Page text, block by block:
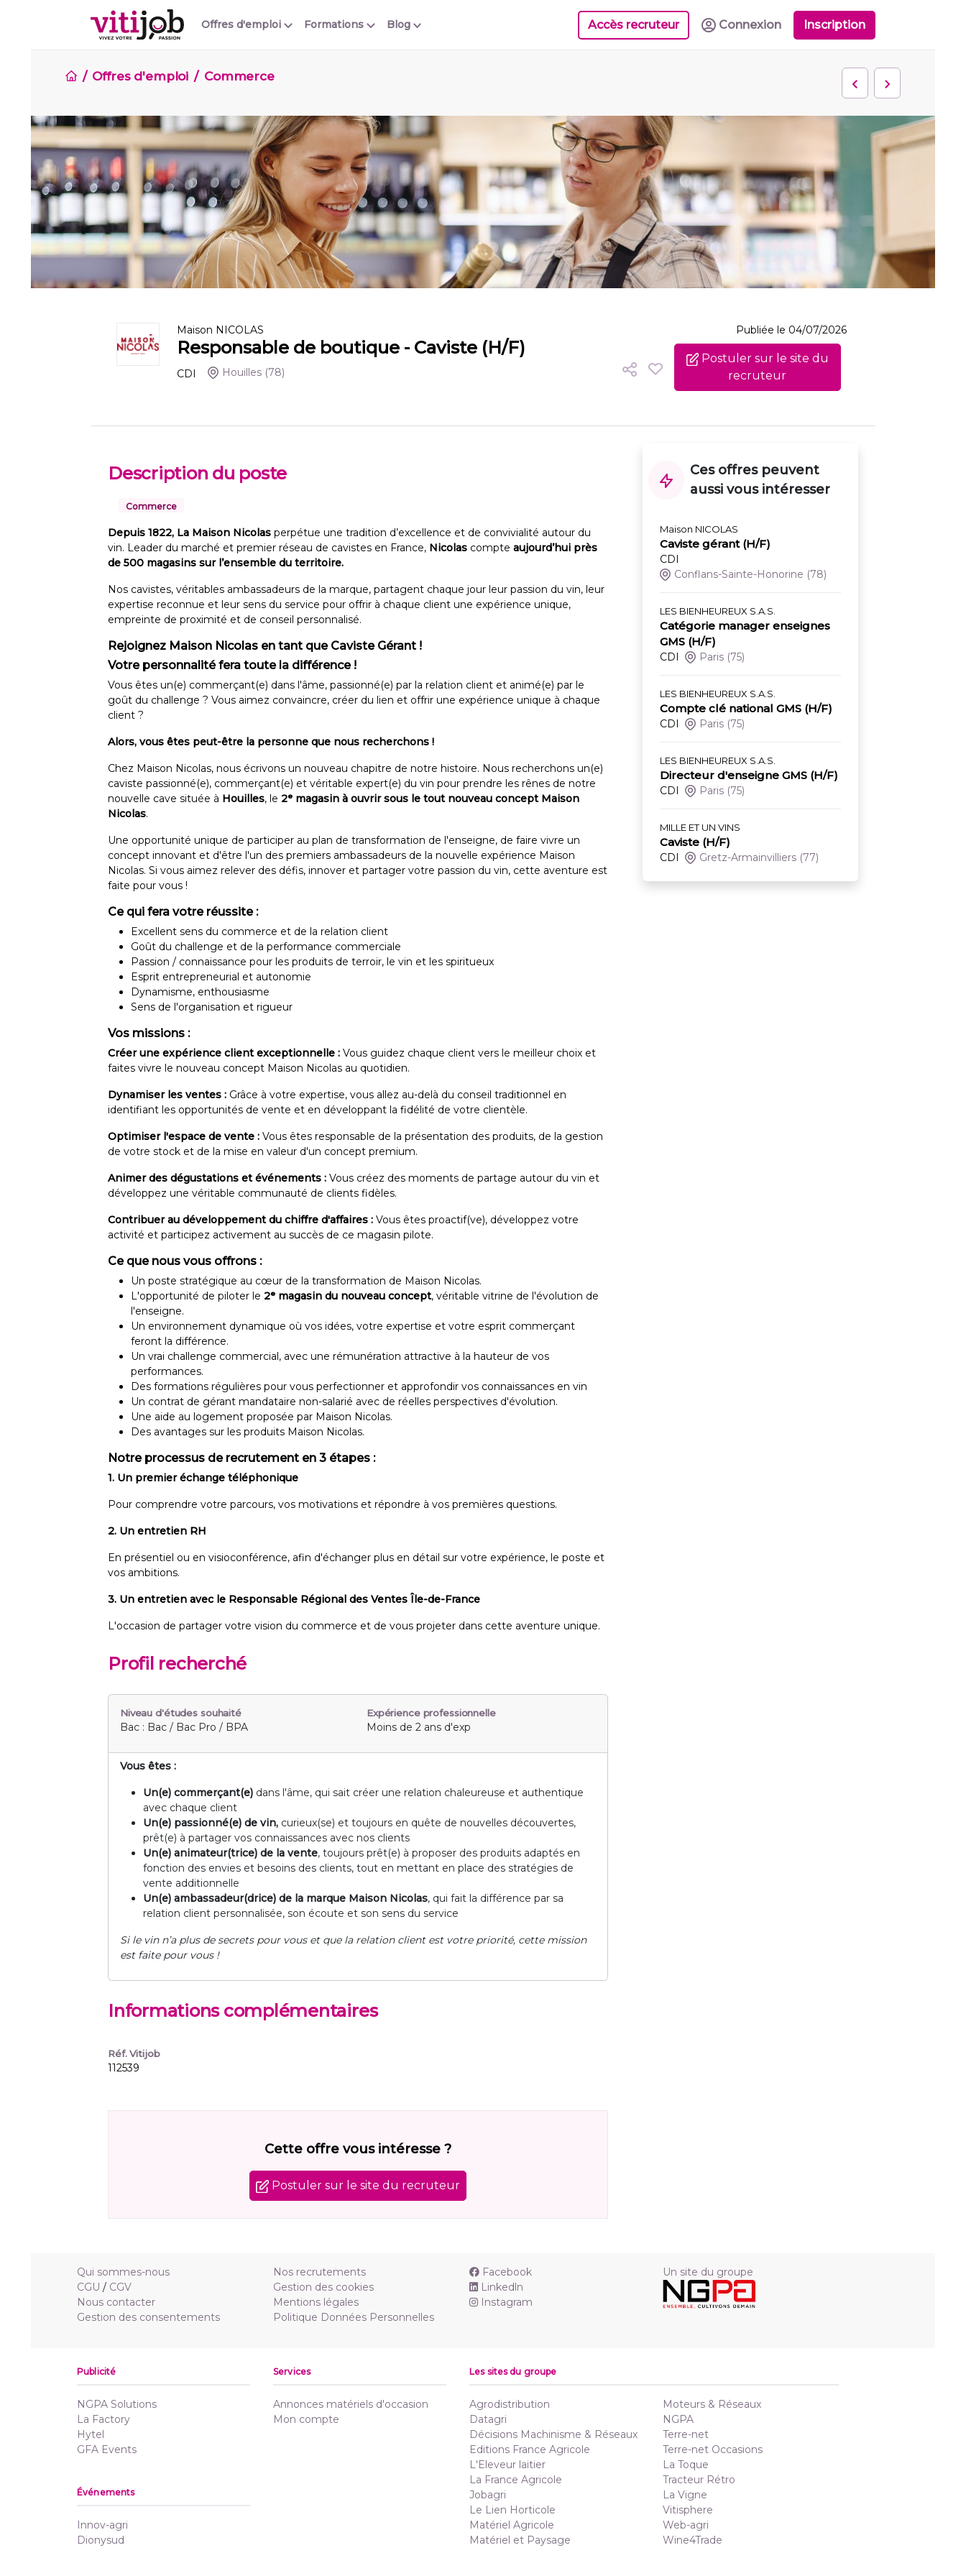
Offres d'emploi Blog
Formations Accès recruteur Connexion Inscription
Offres d'emploi Commerce
Maison NICOLAS
Responsable de boutique - Caviste (H/F)
CDI Houilles (78)
Publiée le 04/07/2026
Postuler sur le site du
recruteur
Description du poste
Commerce
Depuis 1822, La Maison Nicolas perpétue une tradition d’excellence et de convivialité autour du
vin. Leader du marché et premier réseau de cavistes en France, Nicolas compte aujourd’hui près
de 500 magasins sur l’ensemble du territoire.
Nos cavistes, véritables ambassadeurs de la marque, partagent chaque jour leur passion du vin, leur
expertise reconnue et leur sens du service pour offrir à chaque client une expérience unique,
empreinte de proximité et de conseil personnalisé.
Rejoignez Maison Nicolas en tant que Caviste Gérant !
Votre personnalité fera toute la différence !
Vous êtes un(e) commerçant(e) dans l'âme, passionné(e) par la relation client et animé(e) par le
goût du challenge ? Vous aimez convaincre, créer du lien et offrir une expérience unique à chaque
client ?
Alors, vous êtes peut-être la personne que nous recherchons !
Chez Maison Nicolas, nous écrivons un nouveau chapitre de notre histoire. Nous recherchons un(e)
caviste passionné(e), commerçant(e) et véritable expert(e) du vin pour prendre les rênes de notre
nouvelle cave située à Houilles, le 2ᵉ magasin à ouvrir sous le tout nouveau concept Maison
Nicolas.
Une opportunité unique de participer au plan de transformation de l'enseigne, de faire vivre un
concept innovant et d'être l'un des premiers ambassadeurs de la nouvelle expérience Maison
Nicolas. Si vous aimez relever des défis, innover et partager votre passion du vin, cette aventure est
faite pour vous !
Ce qui fera votre réussite :
Excellent sens du commerce et de la relation client
Goût du challenge et de la performance commerciale
Passion / connaissance pour les produits de terroir, le vin et les spiritueux
Esprit entrepreneurial et autonomie
Dynamisme, enthousiasme
Sens de l'organisation et rigueur
Vos missions :
Créer une expérience client exceptionnelle : Vous guidez chaque client vers le meilleur choix et
faites vivre le nouveau concept Maison Nicolas au quotidien.
Dynamiser les ventes : Grâce à votre expertise, vous allez au-delà du conseil traditionnel en
identifiant les opportunités de vente et en développant la fidélité de votre clientèle.
Optimiser l'espace de vente : Vous êtes responsable de la présentation des produits, de la gestion
de votre stock et de la mise en valeur d'un concept premium.
Animer des dégustations et événements : Vous créez des moments de partage autour du vin et
développez une véritable communauté de clients fidèles.
Contribuer au développement du chiffre d'affaires : Vous êtes proactif(ve), développez votre
activité et participez activement au succès de ce magasin pilote.
Ce que nous vous offrons :
Un poste stratégique au cœur de la transformation de Maison Nicolas.
L'opportunité de piloter le 2ᵉ magasin du nouveau concept, véritable vitrine de l'évolution de
l'enseigne.
Un environnement dynamique où vos idées, votre expertise et votre esprit commerçant
feront la différence.
Un vrai challenge commercial, avec une rémunération attractive à la hauteur de vos
performances.
Des formations régulières pour vous perfectionner et approfondir vos connaissances en vin
Un contrat de gérant mandataire non-salarié avec de réelles perspectives d'évolution.
Une aide au logement proposée par Maison Nicolas.
Des avantages sur les produits Maison Nicolas.
Notre processus de recrutement en 3 étapes :
1. Un premier échange téléphonique
Pour comprendre votre parcours, vos motivations et répondre à vos premières questions.
2. Un entretien RH
En présentiel ou en visioconférence, afin d'échanger plus en détail sur votre expérience, le poste et
vos ambitions.
3. Un entretien avec le Responsable Régional des Ventes Île-de-France
L'occasion de partager votre vision du commerce et de vous projeter dans cette aventure unique.
Profil recherché
Niveau d'études souhaité
Bac : Bac / Bac Pro / BPA
Expérience professionnelle
Moins de 2 ans d'exp
Vous êtes :
Un(e) commerçant(e) dans l'âme, qui sait créer une relation chaleureuse et authentique
avec chaque client
Un(e) passionné(e) de vin, curieux(se) et toujours en quête de nouvelles découvertes,
prêt(e) à partager vos connaissances avec nos clients
Un(e) animateur(trice) de la vente, toujours prêt(e) à proposer des produits adaptés en
fonction des envies et besoins des clients, tout en mettant en place des stratégies de
vente additionnelle
Un(e) ambassadeur(drice) de la marque Maison Nicolas, qui fait la différence par sa
relation client personnalisée, son écoute et son sens du service
Si le vin n’a plus de secrets pour vous et que la relation client est votre priorité, cette mission
est faite pour vous !
Informations complémentaires
Réf. Vitijob
112539
Cette offre vous intéresse ?
Postuler sur le site du recruteur
Ces offres peuvent
aussi vous intéresser
Maison NICOLAS
Caviste gérant (H/F)
CDI
Conflans-Sainte-Honorine (78)
LES BIENHEUREUX S.A.S.
Catégorie manager enseignes
GMS (H/F)
CDI Paris (75)
LES BIENHEUREUX S.A.S.
Compte clé national GMS (H/F)
CDI Paris (75)
LES BIENHEUREUX S.A.S.
Directeur d'enseigne GMS (H/F)
CDI Paris (75)
MILLE ET UN VINS
Caviste (H/F)
CDI Gretz-Armainvilliers (77)
Qui sommes-nous
CGU / CGV
Nous contacter
Gestion des consentements
Nos recrutements
Gestion des cookies
Mentions légales
Politique Données Personnelles
Facebook
Linkedln
Instagram
Un site du groupe
Publicité
NGPA Solutions
La Factory
Hytel
GFA Events
Services
Annonces matériels d'occasion
Mon compte
Événements
Innov-agri
Dionysud
Les sites du groupe
Agrodistribution
Datagri
Décisions Machinisme & Réseaux
Editions France Agricole
L'Eleveur laitier
La France Agricole
Jobagri
Le Lien Horticole
Matériel Agricole
Matériel et Paysage
Moteurs & Réseaux
NGPA
Terre-net
Terre-net Occasions
La Toque
Tracteur Rétro
La Vigne
Vitisphere
Web-agri
Wine4Trade